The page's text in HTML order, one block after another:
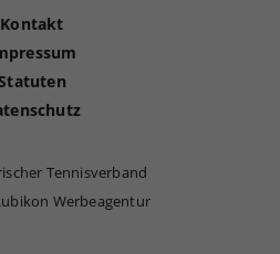
Kontakt
Tennisverband
Werbeagentur